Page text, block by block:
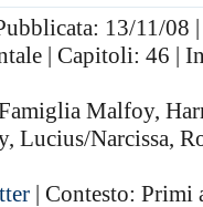
13/11/08
| Capitoli: 46 |
Malfoy,
Lucius/Narcissa,
| Contesto: